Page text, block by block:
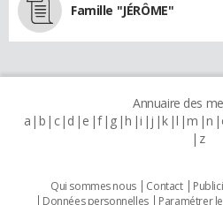
Famille "JÉRÔME"
Annuaire des
a b c d e f g h i j k l m n
z
Qui sommes nous Contact
Données personnelles
Paramétrer